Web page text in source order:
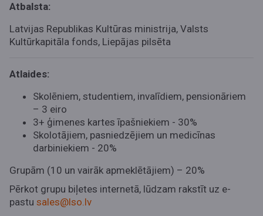
Atbalsta:
Latvijas Republikas Kultūras ministrija, Valsts
Kultūrkapitāla fonds, Liepājas pilsēta
Atlaides:
Skolēniem, studentiem, invalīdiem, pensionāriem
– 3 eiro
3+ ģimenes kartes īpašniekiem - 30%
Skolotājiem, pasniedzējiem un medicīnas
darbiniekiem - 20%
Grupām (10 un vairāk apmeklētājiem) – 20%
Pērkot grupu biļetes internetā, lūdzam rakstīt uz e-
pastu sales@lso.lv